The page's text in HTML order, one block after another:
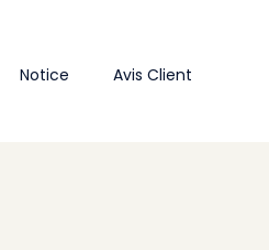
Notice Avis Client